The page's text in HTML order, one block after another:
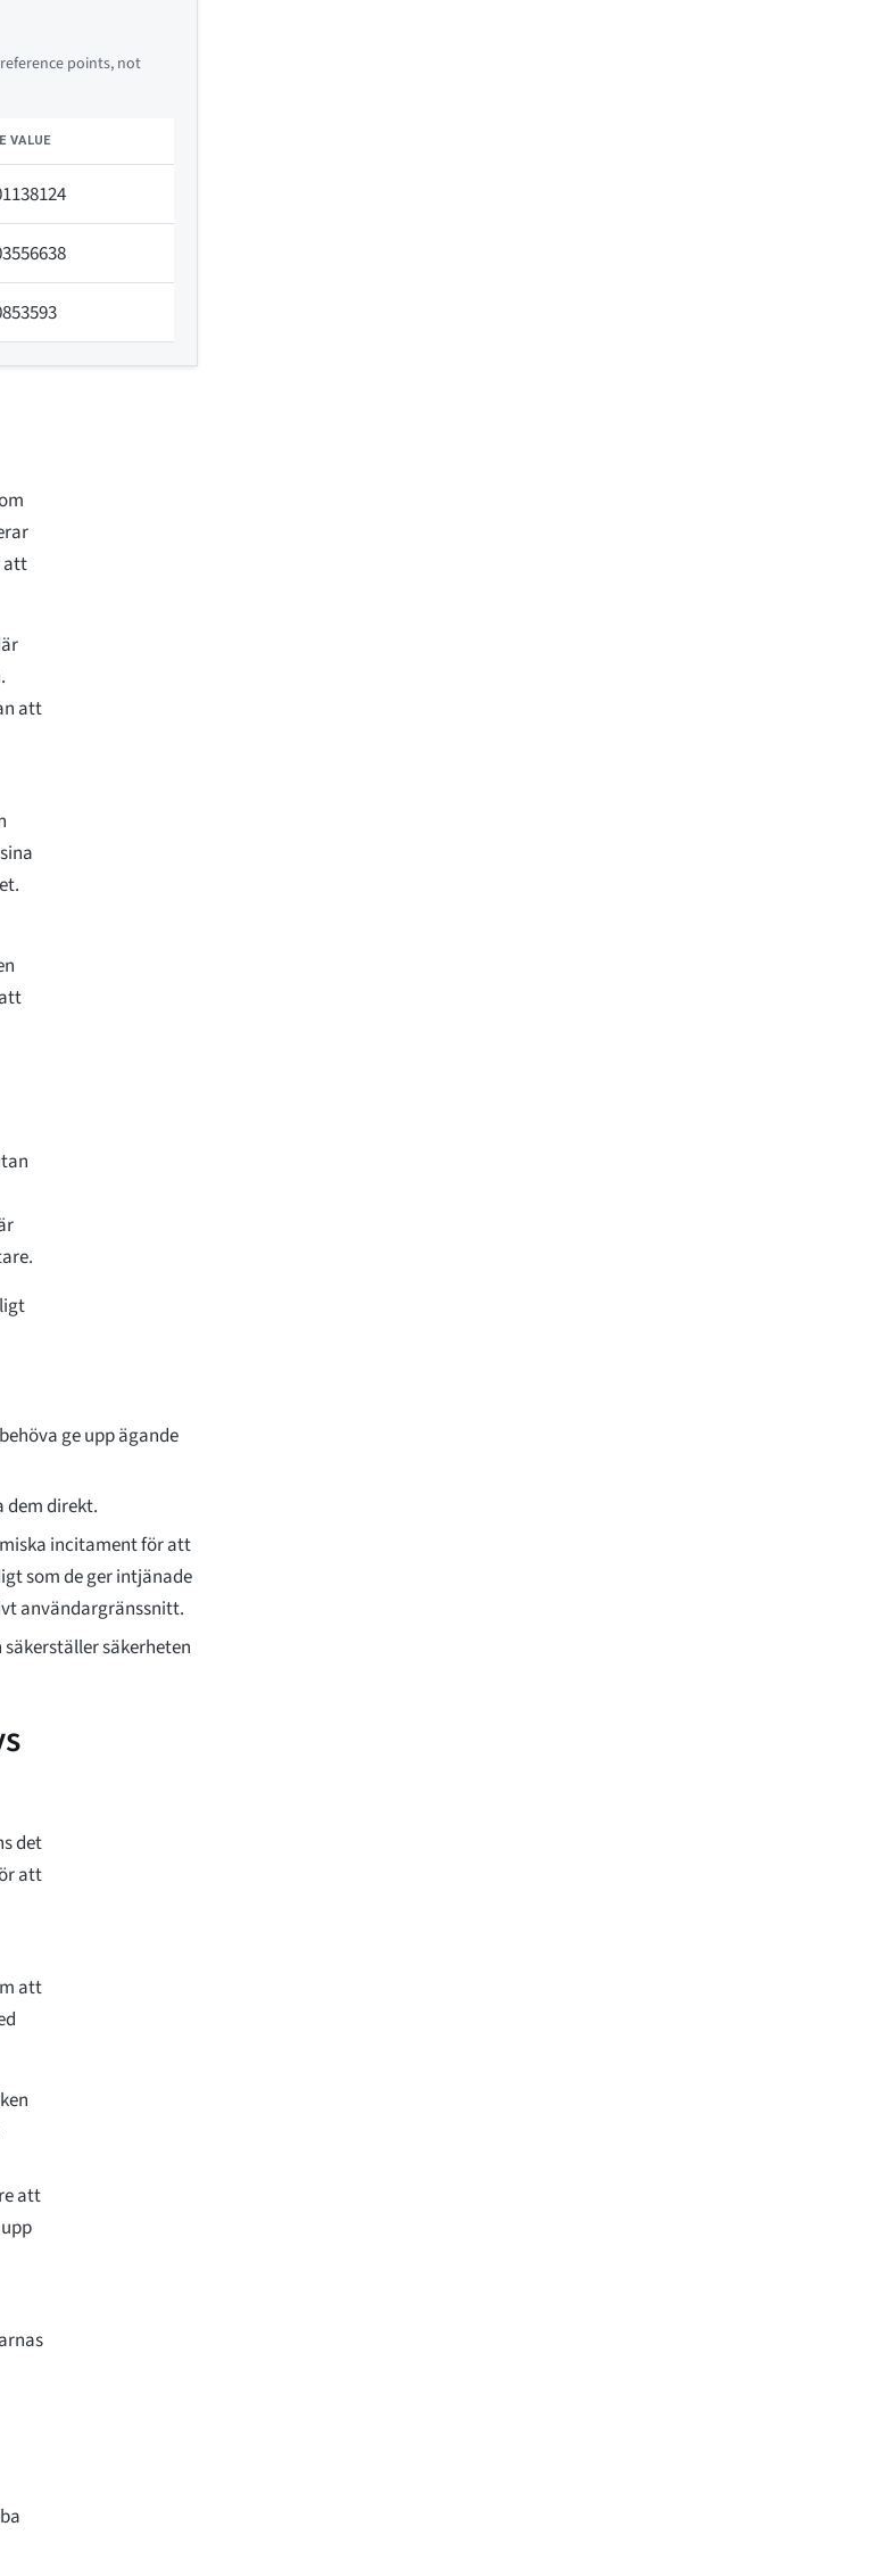
points, not
VALUE
att
att
ge upp ägande
dem direkt.
incitament för att
som de ger intjänade
användargränssnitt.
säkerheten
det
att
att
att